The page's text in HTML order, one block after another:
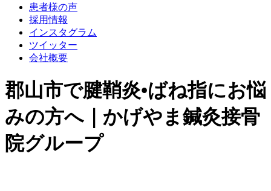
患者様の声
採用情報
インスタグラム
ツイッター
会社概要
郡山市で腱鞘炎•ばね指にお悩
みの方へ｜かげやま鍼灸接骨
院グループ